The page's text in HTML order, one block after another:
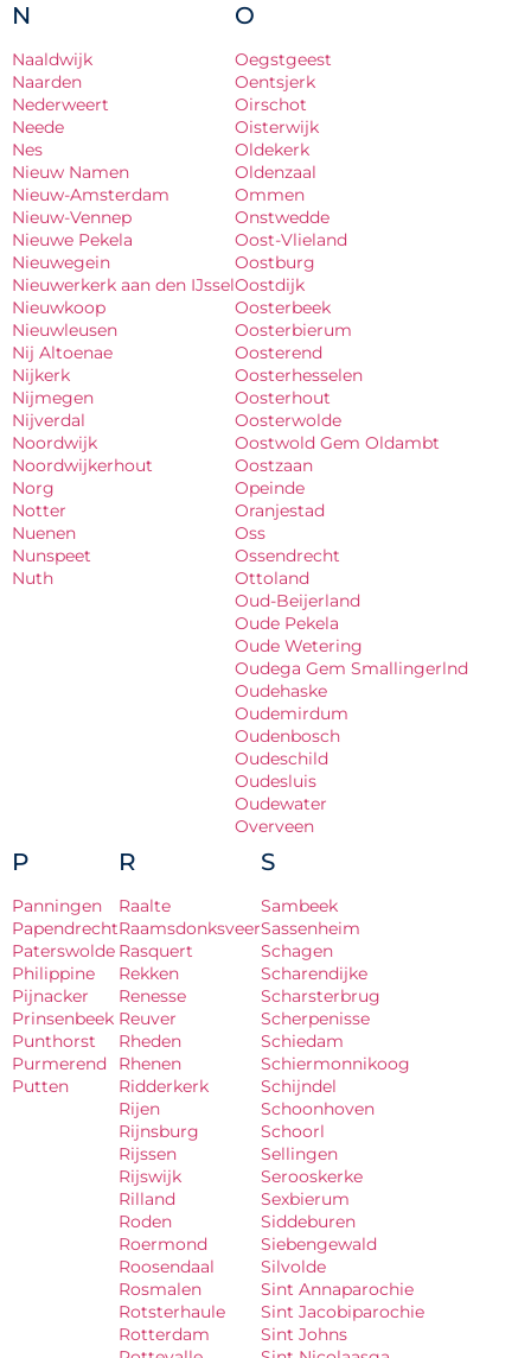
N
Naaldwijk
Naarden
Nederweert
Neede
Nes
Nieuw Namen
Nieuw-Amsterdam
Nieuw-Vennep
Nieuwe Pekela
Nieuwegein
Nieuwerkerk aan den IJssel
Nieuwkoop
Nieuwleusen
Nij Altoenae
Nijkerk
Nijmegen
Nijverdal
Noordwijk
Noordwijkerhout
Norg
Notter
Nuenen
Nunspeet
Nuth
O
Oegstgeest
Oentsjerk
Oirschot
Oisterwijk
Oldekerk
Oldenzaal
Ommen
Onstwedde
Oost-Vlieland
Oostburg
Oostdijk
Oosterbeek
Oosterbierum
Oosterend
Oosterhesselen
Oosterhout
Oosterwolde
Oostwold Gem Oldambt
Oostzaan
Opeinde
Oranjestad
Oss
Ossendrecht
Ottoland
Oud-Beijerland
Oude Pekela
Oude Wetering
Oudega Gem Smallingerlnd
Oudehaske
Oudemirdum
Oudenbosch
Oudeschild
Oudesluis
Oudewater
Overveen
P
Panningen
Papendrecht
Paterswolde
Philippine
Pijnacker
Prinsenbeek
Punthorst
Purmerend
Putten
R
Raalte
Raamsdonksveer
Rasquert
Rekken
Renesse
Reuver
Rheden
Rhenen
Ridderkerk
Rijen
Rijnsburg
Rijssen
Rijswijk
Rilland
Roden
Roermond
Roosendaal
Rosmalen
Rotsterhaule
Rotterdam
S
Sambeek
Sassenheim
Schagen
Scharendijke
Scharsterbrug
Scherpenisse
Schiedam
Schiermonnikoog
Schijndel
Schoonhoven
Schoorl
Sellingen
Serooskerke
Sexbierum
Siddeburen
Siebengewald
Silvolde
Sint Annaparochie
Sint Jacobiparochie
Sint Johns